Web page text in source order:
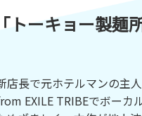
トーキョー製麺
店長で元ホテルマンの主人
EXILE TRIBEでボー